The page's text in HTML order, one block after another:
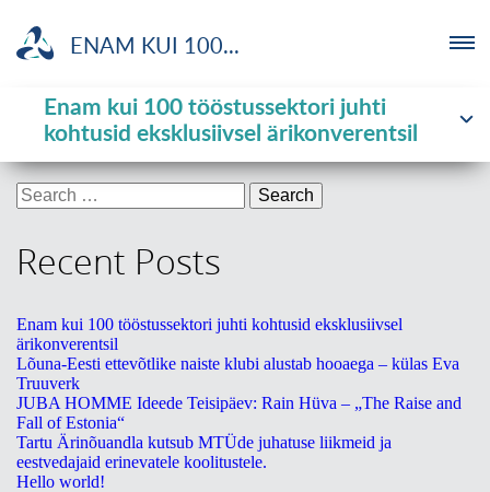
ENAM KUI 100...
ETTEVÕTJA
MTÜ
TUTVUSTUS
UUDISED
KOOLITUSED
Enam kui 100 tööstussektori juhti
kohtusid eksklusiivsel ärikonverentsil
Tag:storytelling
Search
for:
Recent Posts
Enam kui 100 tööstussektori juhti kohtusid eksklusiivsel
ärikonverentsil
Lõuna-Eesti ettevõtlike naiste klubi alustab hooaega – külas Eva
Truuverk
JUBA HOMME Ideede Teisipäev: Rain Hüva – „The Raise and
Fall of Estonia“
Tartu Ärinõuandla kutsub MTÜde juhatuse liikmeid ja
eestvedajaid erinevatele koolitustele.
Hello world!